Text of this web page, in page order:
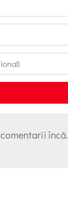
încă.